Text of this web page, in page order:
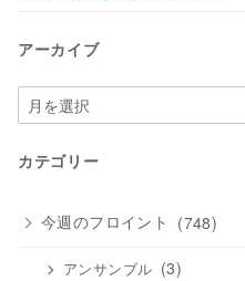
アーカイブ
ア
ー
イ
カテゴリー
今週のフロイント (748)
アンサンブル (3)